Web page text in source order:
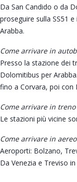
Da San Candido o da
proseguire sulla SS51
Arabba.
Come arrivare in
Presso la stazione dei
Dolomitibus per
fino a Corvara, poi con
Come arrivare in treno
Le stazioni più vicine
Come arrivare in aereo
Aeroporti: Bolzano,
Da Venezia e Treviso